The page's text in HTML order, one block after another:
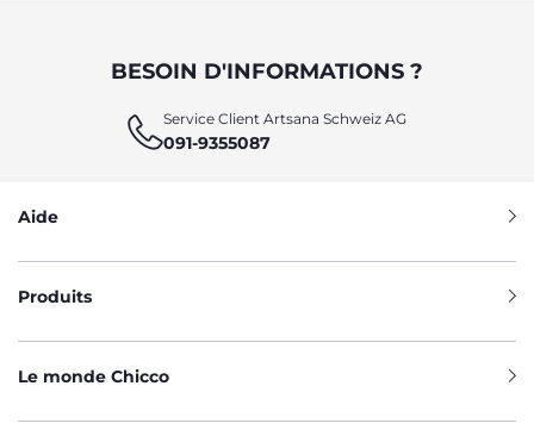
BESOIN D'INFORMATIONS ?
Service Client Artsana Schweiz AG
091-9355087
Aide
Produits
Le monde Chicco